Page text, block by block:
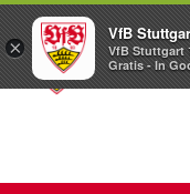
×
VfB
VfB Stuttgart
Gratis - In